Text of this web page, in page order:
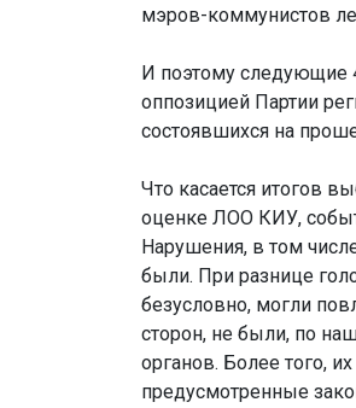
мэров-коммунистов
И поэтому следующие
оппозицией Партии
состоявшихся на
Что касается итогов
оценке ЛОО КИУ,
Нарушения, в том
были. При разнице
безусловно, могли
сторон, не были, по
органов. Более того,
предусмотренные